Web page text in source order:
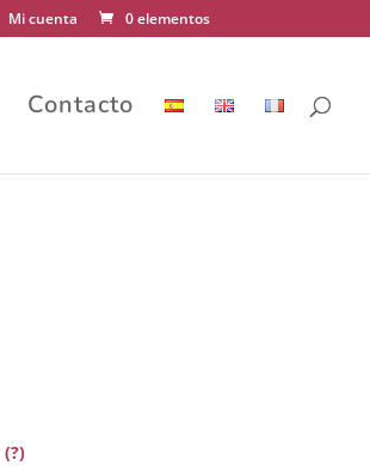
Mi cuenta 0 elementos
Contacto
(?)